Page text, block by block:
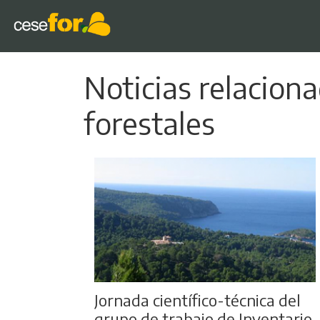
Noticias
forestales
Jornada científico-técnica del